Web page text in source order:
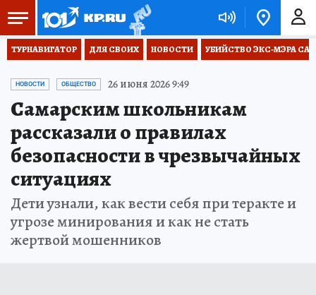
ТУРНАВИГАТОР ДЛЯ СВОИХ НОВОСТИ УБИЙСТВО ЭКС-МЭРА
НОВОСТИ ОБЩЕСТВО 26 июня 2026 9:49
Самарским школьникам
рассказали о правилах
безопасности в чрезвычайных
ситуациях
Дети узнали, как вести себя при теракте и
угрозе минирования и как не стать
жертвой мошенников